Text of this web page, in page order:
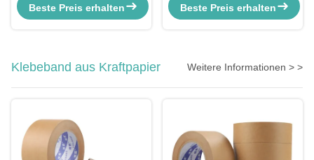
Mikrometer
Beste Preis erhalten Beste Preis erhalten
Klebeband aus Kraftpapier Weitere Informationen > >